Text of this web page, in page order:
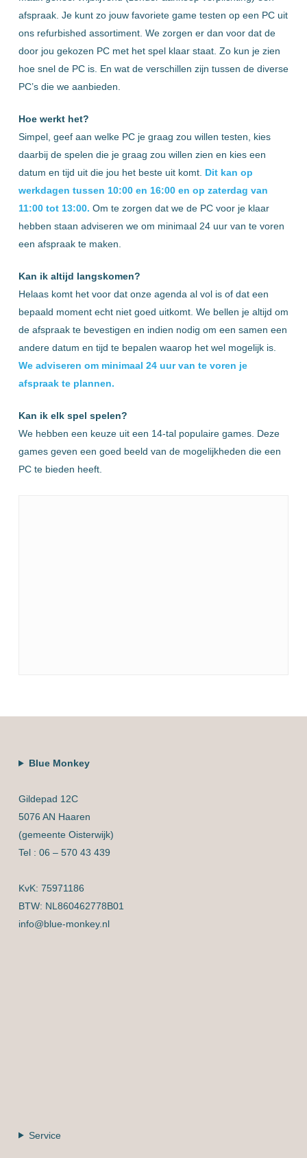
afspraak. Je kunt zo jouw favoriete game testen op een PC uit
ons refurbished assortiment. We zorgen er dan voor dat de
door jou gekozen PC met het spel klaar staat. Zo kun je zien
hoe snel de PC is. En wat de verschillen zijn tussen de diverse
PC’s die we aanbieden.
Hoe werkt het?
Simpel, geef aan welke PC je graag zou willen testen, kies
daarbij de spelen die je graag zou willen zien en kies een
datum en tijd uit die jou het beste uit komt. Dit kan op
werkdagen tussen 10:00 en 16:00 en op zaterdag van
11:00 tot 13:00. Om te zorgen dat we de PC voor je klaar
hebben staan adviseren we om minimaal 24 uur van te voren
een afspraak te maken.
Kan ik altijd langskomen?
Helaas komt het voor dat onze agenda al vol is of dat een
bepaald moment echt niet goed uitkomt. We bellen je altijd om
de afspraak te bevestigen en indien nodig om een samen een
andere datum en tijd te bepalen waarop het wel mogelijk is.
We adviseren om minimaal 24 uur van te voren je
afspraak te plannen.
Kan ik elk spel spelen?
We hebben een keuze uit een 14-tal populaire games. Deze
games geven een goed beeld van de mogelijkheden die een
PC te bieden heeft.
Blue Monkey
Gildepad 12C
5076 AN Haaren
(gemeente Oisterwijk)
Tel : 06 – 570 43 439
KvK: 75971186
BTW: NL860462778B01
info@blue-monkey.nl
Service